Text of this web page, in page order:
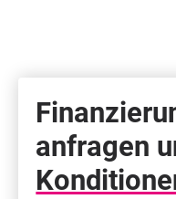
anfragen